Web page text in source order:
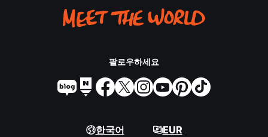
팔로우하세요
한국어 EUR